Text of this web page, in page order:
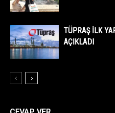
TÜPRAŞ İLK
AÇIKLADI